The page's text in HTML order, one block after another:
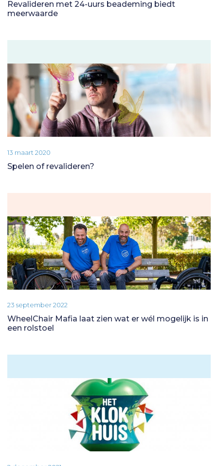
Revalideren met 24-uurs beademing biedt
meerwaarde
13 maart 2020
Spelen of revalideren?
23 september 2022
WheelChair Mafia laat zien wat er wél mogelijk is in
een rolstoel